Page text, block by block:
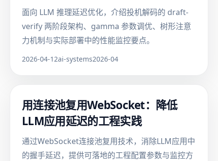
面向 LLM 推理延迟优化，介绍投机解码的 draft-
verify 两阶段架构、gamma 参数调优、树形注意
力机制与实际部署中的性能监控要点。
2026-04-12ai-systems2026-04
用连接池复用WebSocket：降低
LLM应用延迟的工程实践
通过WebSocket连接池复用技术，消除LLM应用中
的握手延迟，提供可落地的工程配置参数与监控方